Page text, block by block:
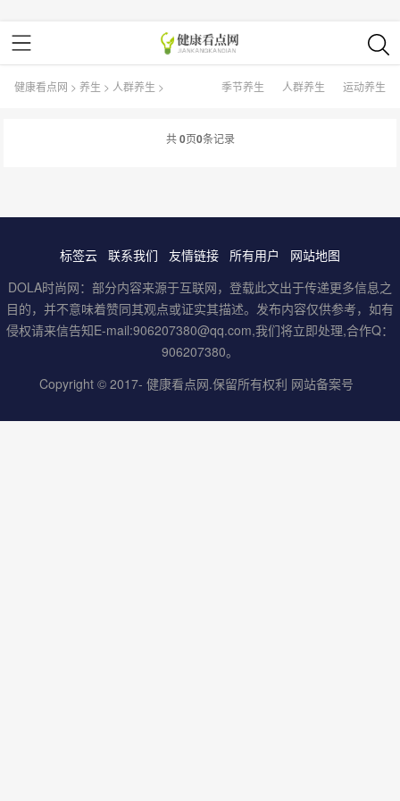
健康看点网 >养生 > 人群养生 > 季节养生 人群养生 运动养生
共0页0条记录
标签云 联系我们 友情链接 所有用户
网站地图
DOLA时尚网：部分内容来源于互联网，登载此文出于传递更多信息之
目的，并不意味着赞同其观点或证实其描述。发布内容仅供参考，如有
侵权请来信告知E-mail:906207380@qq.com,我们将立即处理,合作Q：
906207380。
Copyright © 2017- 健康看点网.保留所有权利 网站备案号